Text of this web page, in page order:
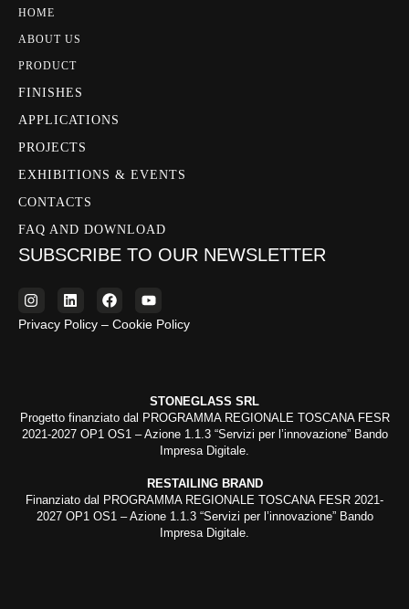
HOME
ABOUT US
PRODUCT
FINISHES
APPLICATIONS
PROJECTS
EXHIBITIONS & EVENTS
CONTACTS
FAQ AND DOWNLOAD
SUBSCRIBE TO OUR NEWSLETTER
Privacy Policy – Cookie Policy
STONEGLASS SRL
Progetto finanziato dal PROGRAMMA REGIONALE TOSCANA FESR
2021-2027 OP1 OS1 – Azione 1.1.3 “Servizi per l’innovazione” Bando
Impresa Digitale.
RESTAILING BRAND
Finanziato dal PROGRAMMA REGIONALE TOSCANA FESR 2021-
2027 OP1 OS1 – Azione 1.1.3 “Servizi per l’innovazione” Bando
Impresa Digitale.